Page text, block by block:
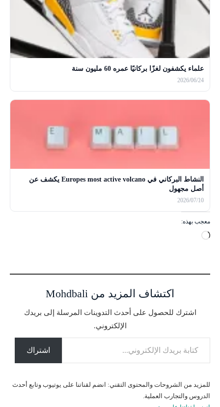
علماء يكشفون لغزًا بركانيًا عمره 60 مليون سنة
2026/06/24
النشاط البركاني في Europes most active volcano يكشف عن
أصل مجهول
2026/07/10
معجب بهذه:
ج
ي
ل
اكتشاف المزيد من Mohdbali
اشترك للحصول على أحدث التدوينات المرسلة إلى بريدك
الإلكتروني.
كتابة بريدك الإلكتروني...
اشتراك
للمزيد من الشروحات والمحتوى التقني: انضم لقناتنا على يوتيوب وتابع أحدث
الدروس والتجارب العملية.